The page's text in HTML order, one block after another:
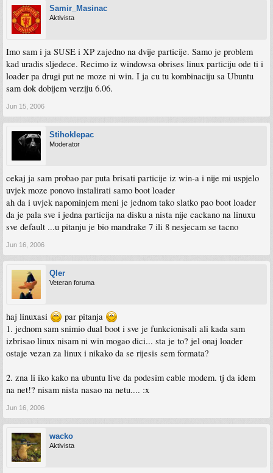
Samir_Masinac
Aktivista
Imo sam i ja SUSE i XP zajedno na dvije particije. Samo je problem
kad uradis sljedece. Recimo iz windowsa obrises linux particiju ode ti i
loader pa drugi put ne moze ni win. I ja cu tu kombinaciju sa Ubuntu
sam dok dobijem verziju 6.06.
Jun 15, 2006
Stihoklepac
Moderator
cekaj ja sam probao par puta brisati particije iz win-a i nije mi uspjelo
uvjek moze ponovo instalirati samo boot loader
ah da i uvjek napominjem meni je jednom tako slatko pao boot loader
da je pala sve i jedna particija na disku a nista nije cackano na linuxu
sve default ...u pitanju je bio mandrake 7 ili 8 nesjecam se tacno
Jun 16, 2006
Qler
Veteran foruma
haj linuxasi
par pitanja
1. jednom sam snimio dual boot i sve je funkcionisali ali kada sam
izbrisao linux nisam ni win mogao dici... sta je to? jel onaj loader
ostaje vezan za linux i nikako da se rijesis sem formata?
2. zna li iko kako na ubuntu live da podesim cable modem. tj da idem
na net!? nisam nista nasao na netu.... :x
Jun 16, 2006
wacko
Aktivista